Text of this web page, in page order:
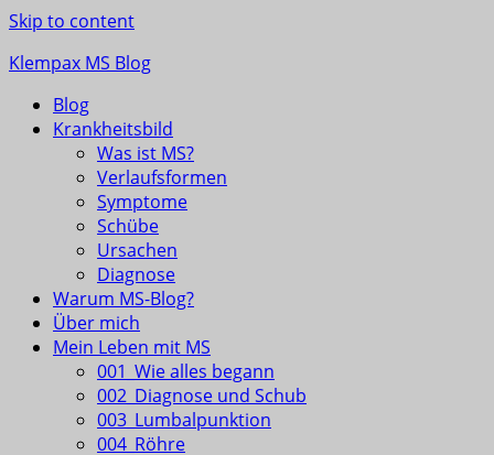
Skip to content
Klempax MS Blog
Infos, Fragen, Antworten für und von MSlern
Blog
Krankheitsbild
Was ist MS?
Verlaufsformen
Symptome
Schübe
Ursachen
Diagnose
Warum MS-Blog?
Über mich
Mein Leben mit MS
001_Wie alles begann
002_Diagnose und Schub
003_Lumbalpunktion
004_Röhre